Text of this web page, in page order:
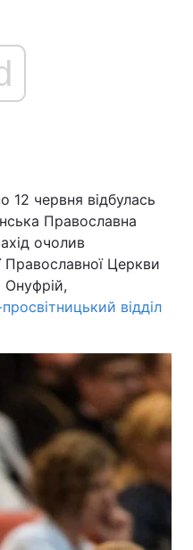
12 червня відбулась
Православна
очолив
Православної Церкви
відділ